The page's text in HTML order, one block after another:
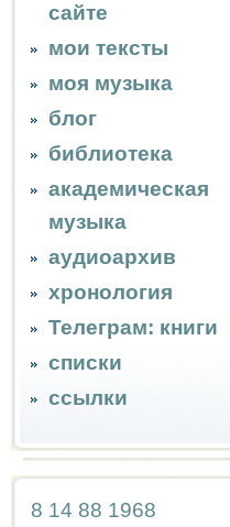
сайте
мои тексты
моя музыка
блог
библиотека
академическая
музыка
аудиоархив
хронология
Телеграм: книги
списки
ссылки
8 14 88 1968